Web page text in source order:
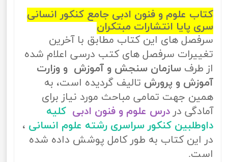
کتاب علوم و فنون ادبی جامع کنکور انسانی
سری پایا انتشارات مبتکران
سرفصل های این کتاب مطابق با آخرین
تغییرات سرفصل های کتب درسی اعلام شده
از طرف سازمان سنجش و آموزش و وزارت
آموزش و پرورش تالیف گردیده است، به
همین جهت تمامی مباحث مورد نیاز برای
آمادگی در درس علوم و فنون ادبی کلیه
داوطلبین کنکور سراسری رشته علوم انسانی ،
در این کتاب به طور کامل پوشش داده شده
است.